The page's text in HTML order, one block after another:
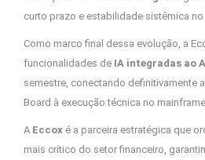
curto prazo e estabilidade sistêmica
Como marco final dessa evolução, a
funcionalidades de IA integradas ao
semestre, conectando definitivamente
Board à execução técnica no
A Eccox é a parceira estratégica que
mais crítico do setor financeiro,